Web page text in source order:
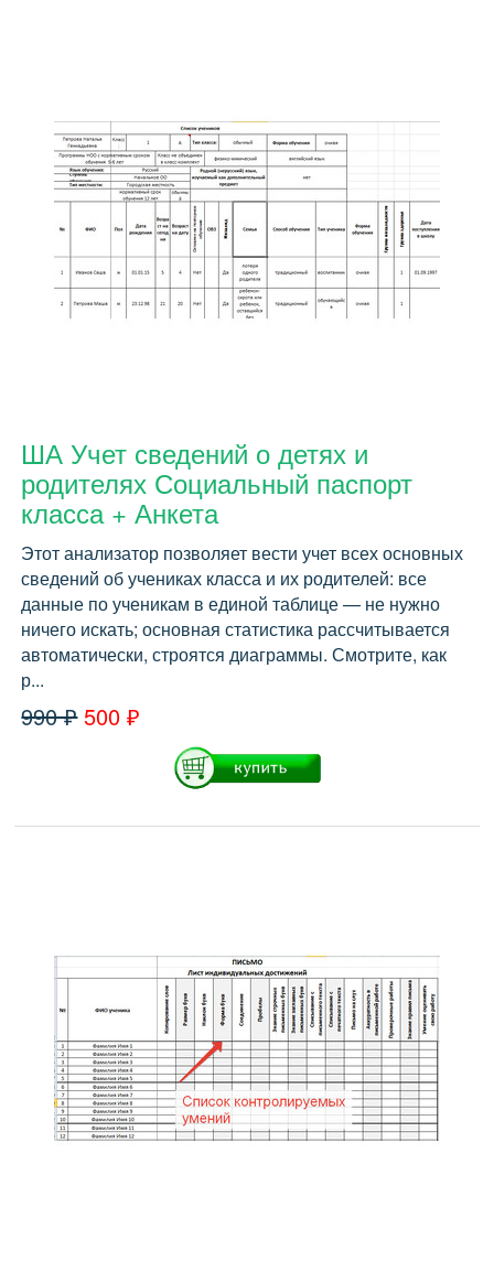
ША Учет сведений о детях и
родителях Социальный паспорт
класса + Анкета
Этот анализатор позволяет вести учет всех основных
сведений об учениках класса и их родителей: все
данные по ученикам в единой таблице — не нужно
ничего искать; основная статистика рассчитывается
автоматически, строятся диаграммы. Смотрите, как
р...
990 ₽ 500 ₽